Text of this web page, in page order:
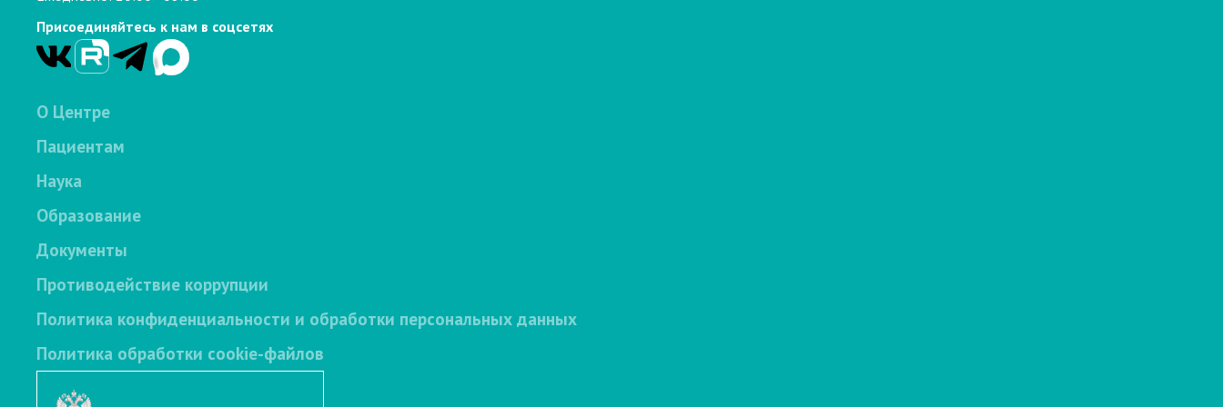
Присоединяйтесь к нам в соцсетях
О Центре
Пациентам
Наука
Образование
Документы
Противодействие коррупции
Политика конфиденциальности и обработки персональных данных
Политика обработки cookie-файлов